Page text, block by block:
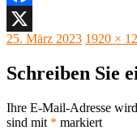
Facebook
X
Veröffentlicht
25. März 2023 1920 ×
Schreiben Sie
Ihre E-Mail-Adresse
sind mit * markiert